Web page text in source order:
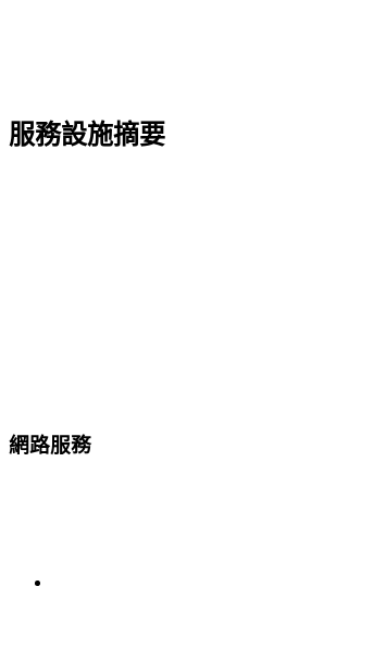
服務設施摘要
網路服務